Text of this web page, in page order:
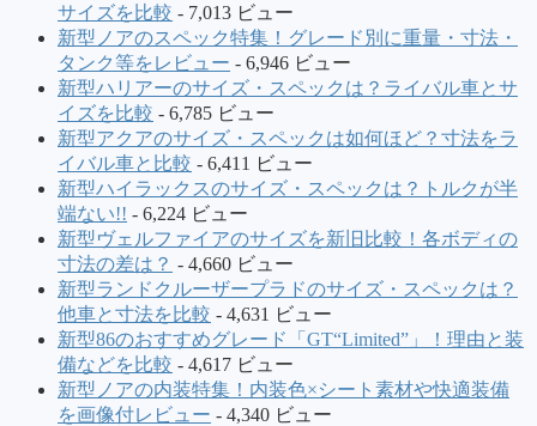
サイズを比較 - 7,013 ビュー
新型ノアのスペック特集！グレード別に重量・寸法・
タンク等をレビュー - 6,946 ビュー
新型ハリアーのサイズ・スペックは？ライバル車とサ
イズを比較 - 6,785 ビュー
新型アクアのサイズ・スペックは如何ほど？寸法をラ
イバル車と比較 - 6,411 ビュー
新型ハイラックスのサイズ・スペックは？トルクが半
端ない!! - 6,224 ビュー
新型ヴェルファイアのサイズを新旧比較！各ボディの
寸法の差は？ - 4,660 ビュー
新型ランドクルーザープラドのサイズ・スペックは？
他車と寸法を比較 - 4,631 ビュー
新型86のおすすめグレード「GT“Limited”」！理由と装
備などを比較 - 4,617 ビュー
新型ノアの内装特集！内装色×シート素材や快適装備
を画像付レビュー - 4,340 ビュー